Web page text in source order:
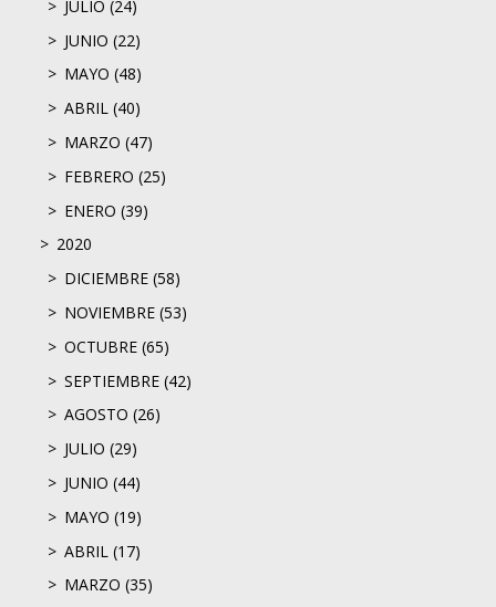
JULIO (24)
JUNIO (22)
MAYO (48)
ABRIL (40)
MARZO (47)
FEBRERO (25)
ENERO (39)
2020
DICIEMBRE (58)
NOVIEMBRE (53)
OCTUBRE (65)
SEPTIEMBRE (42)
AGOSTO (26)
JULIO (29)
JUNIO (44)
MAYO (19)
ABRIL (17)
MARZO (35)